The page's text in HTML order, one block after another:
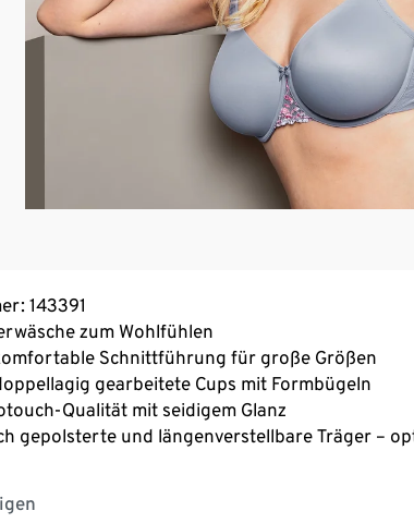
143391
zum Wohlfühlen
Schnittführung für große Größen
gearbeitete Cups mit Formbügeln
Qualität mit seidigem Glanz
gepolsterte und längenverstellbare Träger –
formbeständig, perfekter Sitz, hoher
SoftSeal®-Häkchenverschluss – passt